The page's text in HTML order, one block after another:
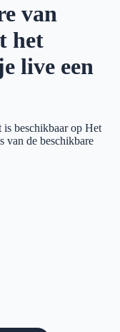
van
het
live een
beschikbaar op Het
van de beschikbare